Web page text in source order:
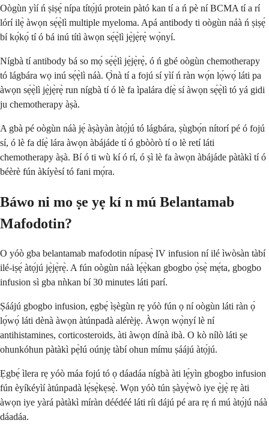
Oògùn yìí ń ṣiṣẹ́ nípa títọ́jú protein pàtó kan tí a ń pè ní BCMA tí a rí
lórí ilẹ̀ àwọn sẹ́ẹ̀lì multiple myeloma. Apá antibody ti oògùn náà ń ṣiṣẹ́
bí kọ́kọ́ tí ó bá inú títì àwọn sẹ́ẹ̀lì jẹ̀jẹ̀rẹ̀ wọ̀nyí.
Nígbà tí antibody bá so mọ́ sẹ́ẹ̀lì jẹ̀jẹ̀rẹ̀, ó ń gbé oògùn chemotherapy
tó lágbára wọ inú sẹ́ẹ̀lì náà. Ọ̀nà tí a fojú sí yìí ń ràn wọ́n lọ́wọ́ láti pa
àwọn sẹ́ẹ̀lì jẹ̀jẹ̀rẹ̀ run nígbà tí ó lè fa ìpalára díẹ̀ sí àwọn sẹ́ẹ̀lì tó yá gidi
ju chemotherapy àṣà.
A gbà pé oògùn náà jẹ́ àṣàyàn àtọ́jú tó lágbára, ṣùgbọ́n nítorí pé ó fojú
sí, ó lè fa díẹ̀ lára àwọn àbájáde tí ó gbòòrò tí o lè retí láti
chemotherapy àṣà. Bí ó ti wù kí ó rí, ó ṣì lè fa àwọn àbájáde pàtàkì tí ó
béèrè fún àkíyèsí tó fani mọ́ra.
Báwo ni mo ṣe yẹ kí n mú Belantamab
Mafodotin?
O yóò gba belantamab mafodotin nípasẹ̀ IV infusion ní ilé ìwòsàn tàbí
ilé-iṣẹ́ àtọ́jú jẹ̀jẹ̀rẹ̀. A fún oògùn náà lẹ́ẹ̀kan gbogbo ọ̀sẹ̀ mẹ́ta, gbogbo
infusion sì gba nǹkan bí 30 minutes láti parí.
Ṣáájú gbogbo infusion, ẹgbẹ́ ìṣègùn rẹ yóò fún ọ ní oògùn láti ràn ọ́
lọ́wọ́ láti dènà àwọn àtúnpadà alérèjẹ. Àwọn wọ̀nyí lè ní
antihistamines, corticosteroids, àti àwọn dínà ibà. O kò nílò láti ṣe
ohunkóhun pàtàkì pẹ̀lú oúnjẹ tàbí ohun mímu ṣáájú àtọ́jú.
Ẹgbẹ́ ìlera rẹ yóò máa fojú tó ọ dáadáa nígbà àti lẹ́yìn gbogbo infusion
fún èyíkéyìí àtúnpadà lẹ́sẹ̀kẹsẹ̀. Wọn yóò tún ṣàyẹ̀wò iye ẹ̀jẹ̀ rẹ àti
àwọn iye yàrá pàtàkì míràn déédéé láti ríi dájú pé ara rẹ ń mú àtọ́jú náà
dáadáa.